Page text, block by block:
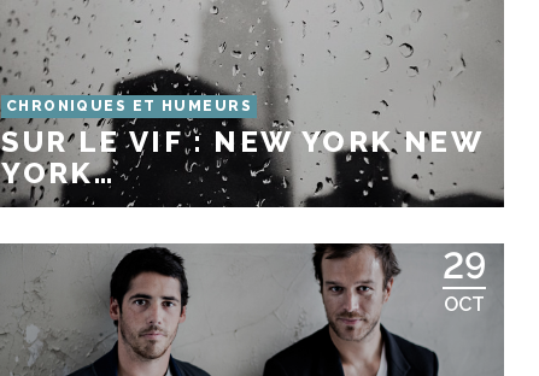
CHRONIQUES ET HUMEURS
SUR LE VIF : NEW YORK NEW
YORK…
29
OCT